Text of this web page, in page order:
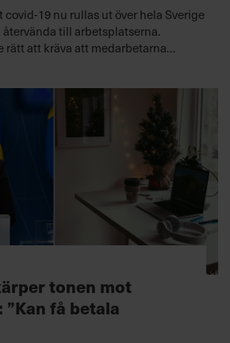
19 nu rullas ut över hela Sverige
till arbetsplatserna.
rätt att kräva att medarbetarna
tonen mot
få betala